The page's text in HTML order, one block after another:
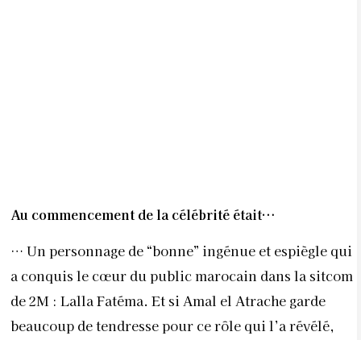
Au commencement de la célébrité était…
… Un personnage de “bonne” ingénue et espiègle qui
a conquis le cœur du public marocain dans la sitcom
de 2M : Lalla Fatéma. Et si Amal el Atrache garde
beaucoup de tendresse pour ce rôle qui l’a révélé,